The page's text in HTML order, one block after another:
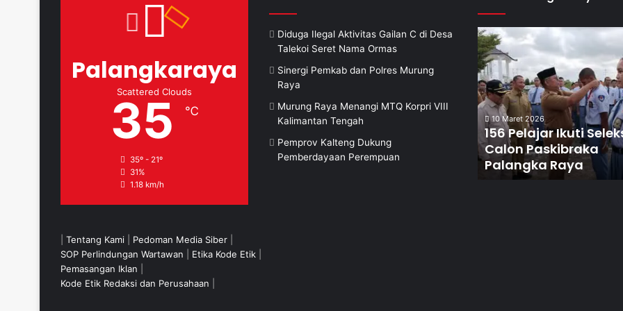
Palangkaraya
Scattered Clouds
35 ℃
35º - 21º
31%
1.18 km/h
Diduga Ilegal Aktivitas Gailan C di Desa
Talekoi Seret Nama Ormas
Sinergi Pemkab dan Polres Murung
Raya
Murung Raya Menangi MTQ Korpri VIII
Kalimantan Tengah
Pemprov Kalteng Dukung
Pemberdayaan Perempuan
10 Maret 2026
156 Pelajar Ikuti
Calon Paskibraka
Palangka Raya
Tentang Kami Pedoman Media Siber
SOP Perlindungan Wartawan
Etika Kode Etik
Pemasangan Iklan
Kode Etik Redaksi dan Perusahaan